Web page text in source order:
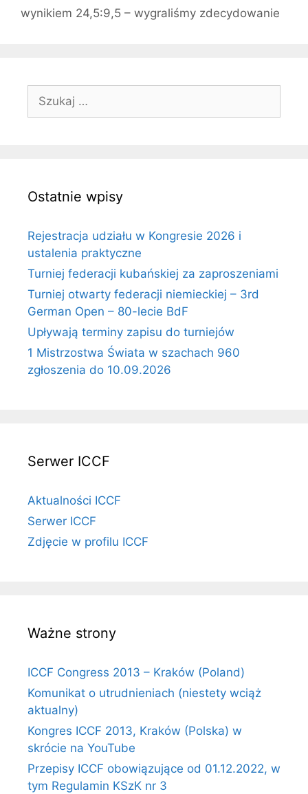
wynikiem 24,5:9,5 – wygraliśmy zdecydowanie
Ostatnie wpisy
Rejestracja udziału w Kongresie 2026 i
ustalenia praktyczne
Turniej federacji kubańskiej za zaproszeniami
Turniej otwarty federacji niemieckiej – 3rd
German Open – 80-lecie BdF
Upływają terminy zapisu do turniejów
1 Mistrzostwa Świata w szachach 960
zgłoszenia do 10.09.2026
Serwer ICCF
Aktualności ICCF
Serwer ICCF
Zdjęcie w profilu ICCF
Ważne strony
ICCF Congress 2013 – Kraków (Poland)
Komunikat o utrudnieniach (niestety wciąż
aktualny)
Kongres ICCF 2013, Kraków (Polska) w
skrócie na YouTube
Przepisy ICCF obowiązujące od 01.12.2022, w
tym Regulamin KSzK nr 3